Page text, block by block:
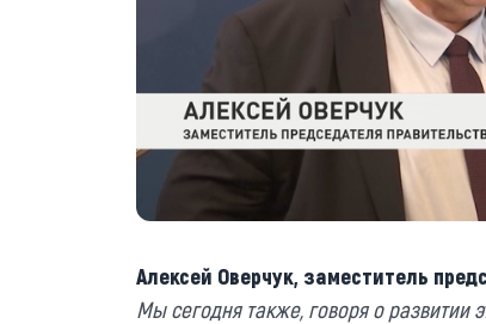
Алексей Оверчук, заместитель
Мы сегодня также, говоря о развитии